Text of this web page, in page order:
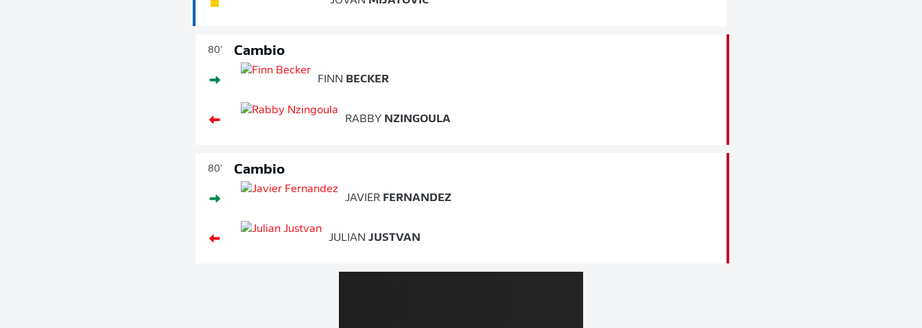
80' Cambio
FINN BECKER
RABBY NZINGOULA
80' Cambio
JAVIER FERNANDEZ
JULIAN JUSTVAN